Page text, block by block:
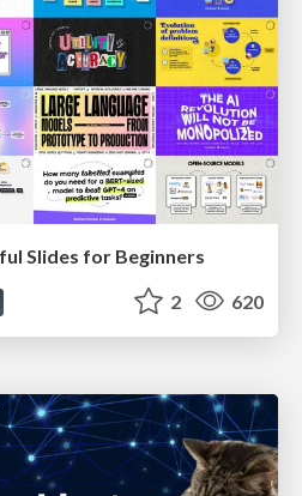
Slides for Beginners
2 620